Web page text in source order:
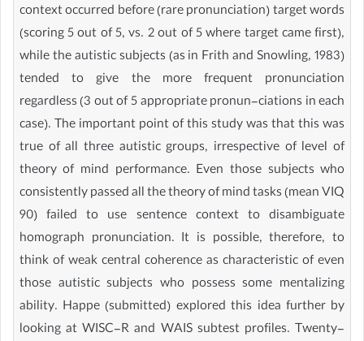
context occurred before (rare pronunciation) target words
(scoring 5 out of 5, vs. 2 out of 5 where target came first),
while the autistic subjects (as in Frith and Snowling, 1983)
tended to give the more frequent pronunciation
regardless (3 out of 5 appropriate pronun-ciations in each
case). The important point of this study was that this was
true of all three autistic groups, irrespective of level of
theory of mind performance. Even those subjects who
consistently passed all the theory of mind tasks (mean VIQ
90) failed to use sentence context to disambiguate
homograph pronunciation. It is possible, therefore, to
think of weak central coherence as characteristic of even
those autistic subjects who possess some mentalizing
ability. Happe (submitted) explored this idea further by
looking at WISC-R and WAIS subtest profiles. Twenty-